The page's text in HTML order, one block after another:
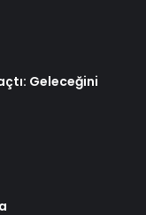
Geleceğini